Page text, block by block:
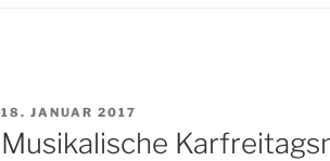
VERÖFFENTLICHT
AM
18. JANUAR 2017
Musikalische